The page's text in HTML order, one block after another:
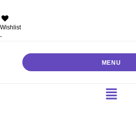
Wishlist
-
MENU